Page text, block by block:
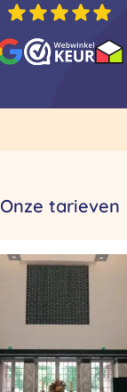
Onze tarieven